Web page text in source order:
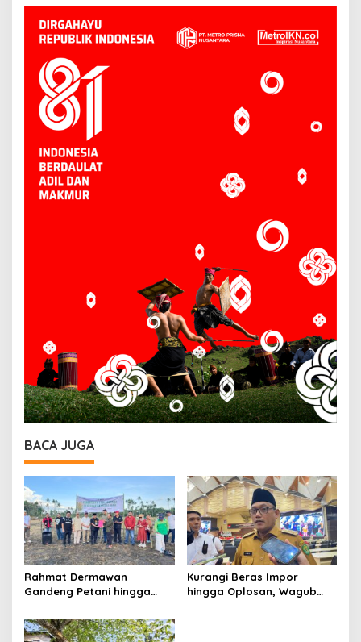
Dana Abadi Daerah ke
Bojonegoro
BACA JUGA
Rahmat Dermawan
Gandeng Petani hingga
Penguatan Ketahanan
Pangan di Wilayah IKN
Kurangi Beras Impor
hingga Oplosan, Wagub